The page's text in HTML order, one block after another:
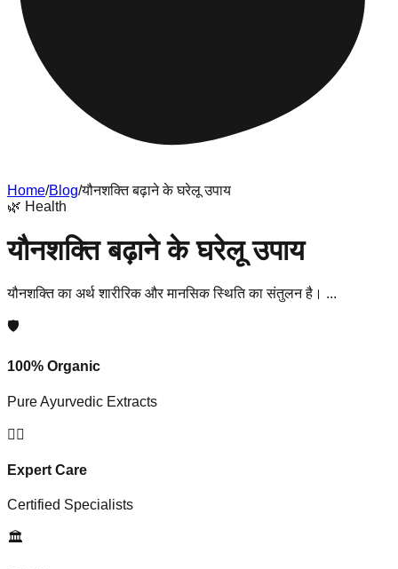
Home/Blog/यौनशक्ति बढ़ाने के घरेलू उपाय
🌿 Health
यौनशक्ति बढ़ाने के घरेलू उपाय
यौनशक्ति का अर्थ शारीरिक और मानसिक स्थिति का संतुलन है। ...
🛡️
100% Organic
Pure Ayurvedic Extracts
👨‍⚕️
Expert Care
Certified Specialists
🏛️